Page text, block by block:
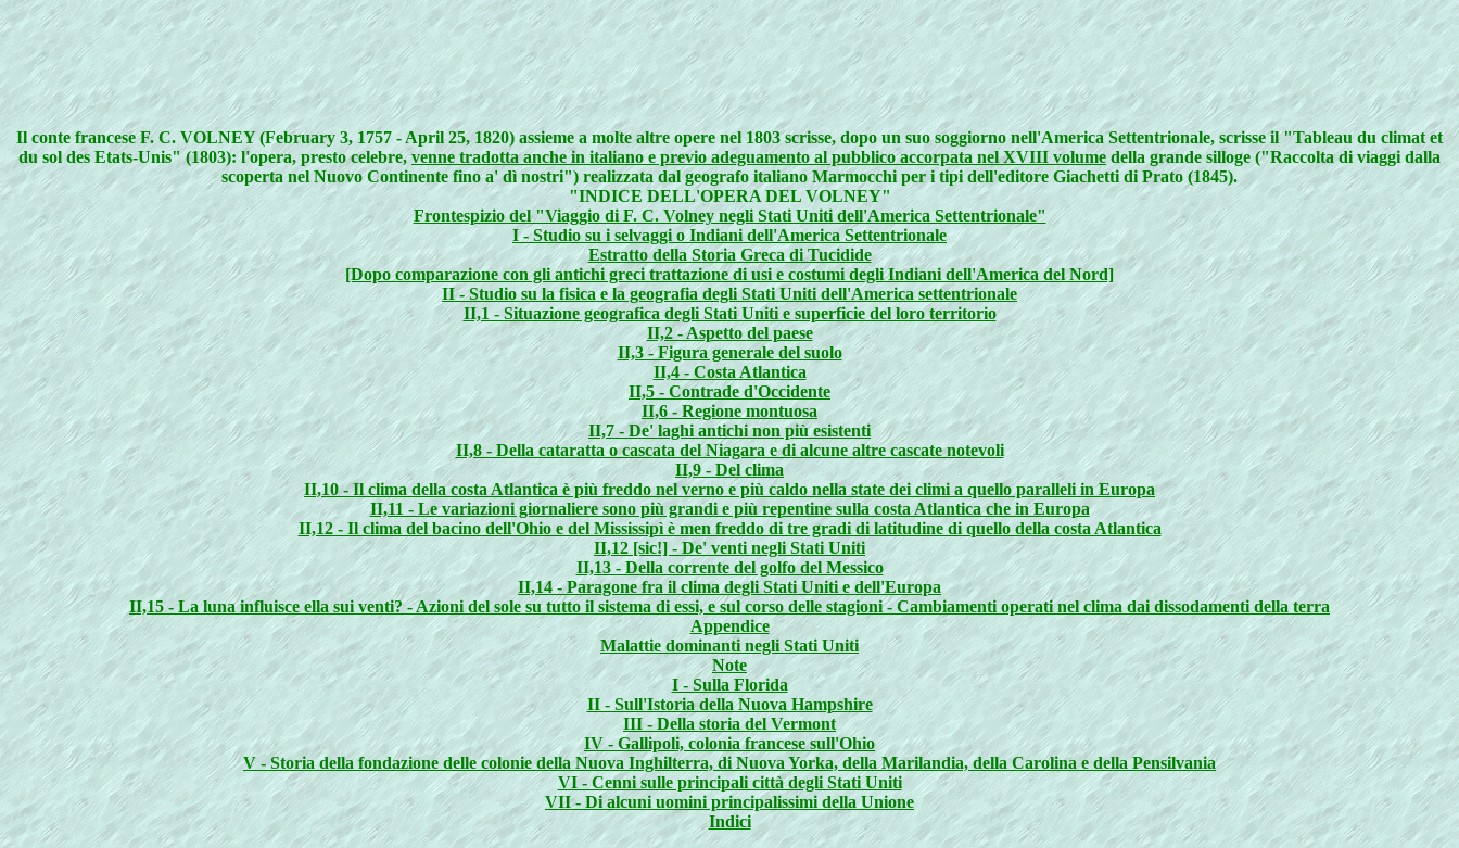
Il conte francese F. C. VOLNEY (February 3, 1757 - April 25, 1820) assieme a molte altre opere nel 1803 scrisse, dopo un suo soggiorno nell'America Settentrionale, scrisse il "Tableau du climat et
du sol des Etats-Unis" (1803): l'opera, presto celebre,venne tradotta anche in italiano e previo adeguamento al pubblico accorpata nel XVIII volume della grande silloge ("Raccolta di viaggi dalla
scoperta nel Nuovo Continente fino a' dì nostri") realizzata dal geografo italiano Marmocchi per i tipi dell'editore Giachetti di Prato (1845).
"INDICE DELL'OPERA DEL VOLNEY"
Frontespizio del "Viaggio di F. C. Volney negli Stati Uniti dell'America Settentrionale"
I - Studio su i selvaggi o Indiani dell'America Settentrionale
Estratto della Storia Greca di Tucidide
[Dopo comparazione con gli antichi greci trattazione di usi e costumi degli Indiani dell'America del Nord]
II - Studio su la fisica e la geografia degli Stati Uniti dell'America settentrionale
II,1 - Situazione geografica degli Stati Uniti e superficie del loro territorio
II,2 - Aspetto del paese
II,3 - Figura generale del suolo
II,4 - Costa Atlantica
II,5 - Contrade d'Occidente
II,6 - Regione montuosa
II,7 - De' laghi antichi non più esistenti
II,8 - Della cataratta o cascata del Niagara e di alcune altre cascate notevoli
II,9 - Del clima
II,10 - Il clima della costa Atlantica è più freddo nel verno e più caldo nella state dei climi a quello paralleli in Europa
II,11 - Le variazioni giornaliere sono più grandi e più repentine sulla costa Atlantica che in Europa
II,12 - Il clima del bacino dell'Ohio e del Mississipì è men freddo di tre gradi di latitudine di quello della costa Atlantica
II,12 [sic!] - De' venti negli Stati Uniti
II,13 - Della corrente del golfo del Messico
II,14 - Paragone fra il clima degli Stati Uniti e dell'Europa
II,15 - La luna influisce ella sui venti? - Azioni del sole su tutto il sistema di essi, e sul corso delle stagioni - Cambiamenti operati nel clima dai dissodamenti della terra
Appendice
Malattie dominanti negli Stati Uniti
Note
I - Sulla Florida
II - Sull'Istoria della Nuova Hampshire
III - Della storia del Vermont
IV - Gallipoli, colonia francese sull'Ohio
V - Storia della fondazione delle colonie della Nuova Inghilterra, di Nuova Yorka, della Marilandia, della Carolina e della Pensilvania
VI - Cenni sulle principali città degli Stati Uniti
VII - Di alcuni uomini principalissimi della Unione
Indici